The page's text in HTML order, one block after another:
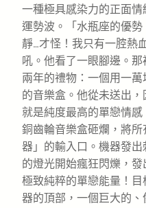
一種極具感染力的正面
運勢波。「水瓶座的優
靜…才怪！我只有一腔熱
吼。他看了一眼腳邊。
兩年的禮物：一個用一
的音樂盒。他從未送出，
就是純度最高的單戀情
銅齒輪音樂盒砸爛，將
器」的輸入口。機器發
的燈光開始瘋狂閃爍，
極致純粹的單戀能量！
器的頂部，一個巨大的